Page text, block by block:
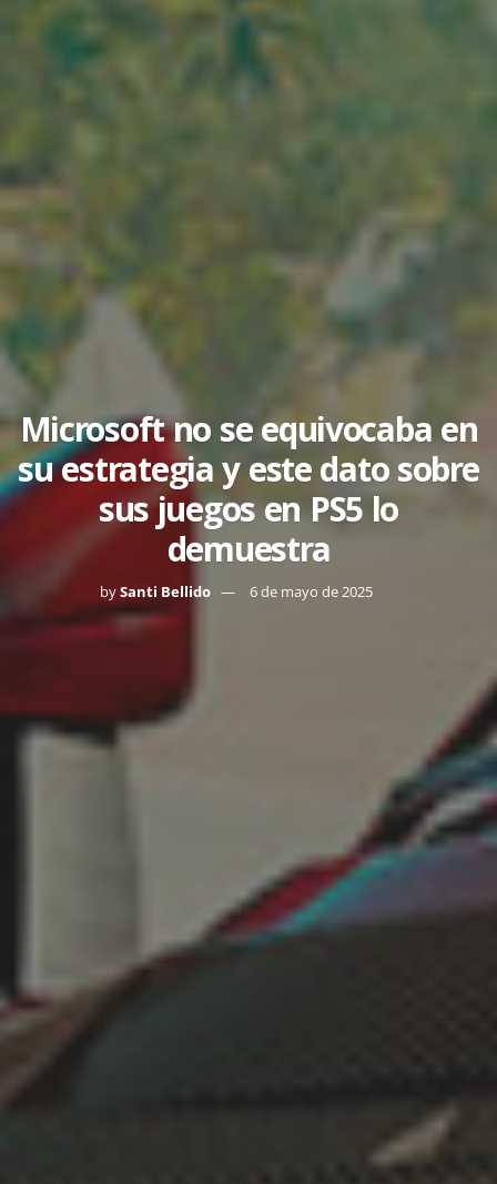
Microsoft no se equivocaba en
su estrategia y este dato sobre
sus juegos en PS5 lo
demuestra
bySanti Bellido 6 de mayo de 2025